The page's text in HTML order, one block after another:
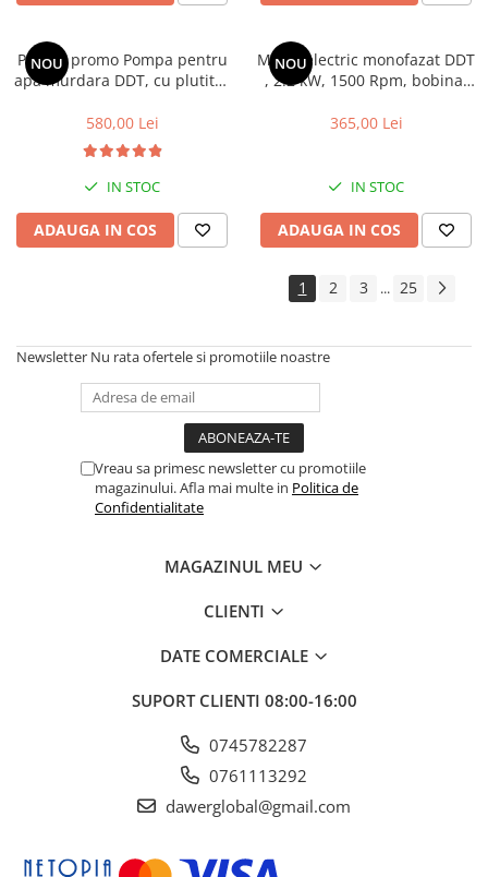
NOU
Pachet promo Pompa pentru
apa murdara DDT, cu plutitor
evacuare maxim 8 Metri, corp
inox + Furtunul de pompier 2''
20 m, 8 bari, cu cuple
580,00 Lei
IN STOC
ADAUGA IN COS
NOU
Motor electric monofazat DDT
, 2.2 kW, 1500 Rpm, bobinaj
suprasarcina
365,00 Lei
IN STOC
ADAUGA IN COS
1 2 3 ... 25
Newsletter Nu rata ofertele si promotiile noastre
Vreau sa primesc newsletter cu promotiile
magazinului. Afla mai multe in Politica de
Confidentialitate
MAGAZINUL MEU
CLIENTI
DATE COMERCIALE
SUPORT CLIENTI 08:00-16:00
0745782287
0761113292
dawerglobal@gmail.com